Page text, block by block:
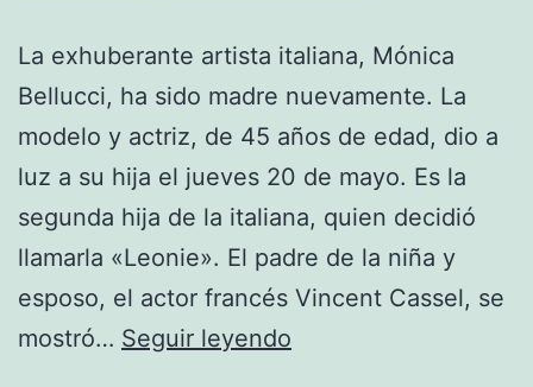
La exhuberante artista italiana, Mónica
Bellucci, ha sido madre nuevamente. La
modelo y actriz, de 45 años de edad, dio a
luz a su hija el jueves 20 de mayo. Es la
segunda hija de la italiana, quien decidió
llamarla «Leonie». El padre de la niña y
esposo, el actor francés Vincent Cassel, se
mostró… Seguir leyendo